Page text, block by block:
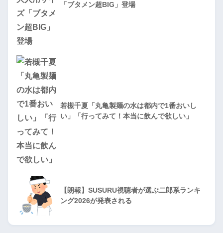
「ブタメン超BIG」登場
若槻千夏「丸亀製麺の水は都内で1番おいし
い」「行ってみて！本当に飲んで欲しい」
【朗報】SUSURU視聴者が選ぶ二郎系ランキ
ング2026が発表される